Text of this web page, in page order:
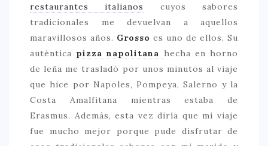
BEAUTY
ESCAPADAS
EVENTOS POP UP
HEALTHY
SELECCIONES MESADE2
restaurantes italianos
cuyos sabores
tradicionales me devuelvan a aquellos
maravillosos años. Grosso es uno de ellos. Su
auténtica pizza napolitana hecha en horno
de leña me trasladó por unos minutos al viaje
que hice por Napoles, Pompeya, Salerno y la
Costa Amalfitana mientras estaba de
Erasmus. Además, esta vez diría que mi viaje
fue mucho mejor porque pude disfrutar de